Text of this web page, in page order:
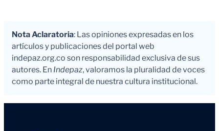
Nota Aclaratoria: Las opiniones expresadas en los
artículos y publicaciones del portal web
indepaz.org.co son responsabilidad exclusiva de sus
autores. En Indepaz, valoramos la pluralidad de voces
como parte integral de nuestra cultura institucional.